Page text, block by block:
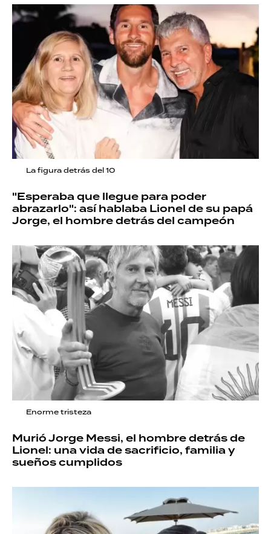
La figura detrás del 10
"Esperaba que llegue para poder
abrazarlo": así hablaba Lionel de su papá
Jorge, el hombre detrás del campeón
Enorme tristeza
Murió Jorge Messi, el hombre detrás de
Lionel: una vida de sacrificio, familia y
sueños cumplidos